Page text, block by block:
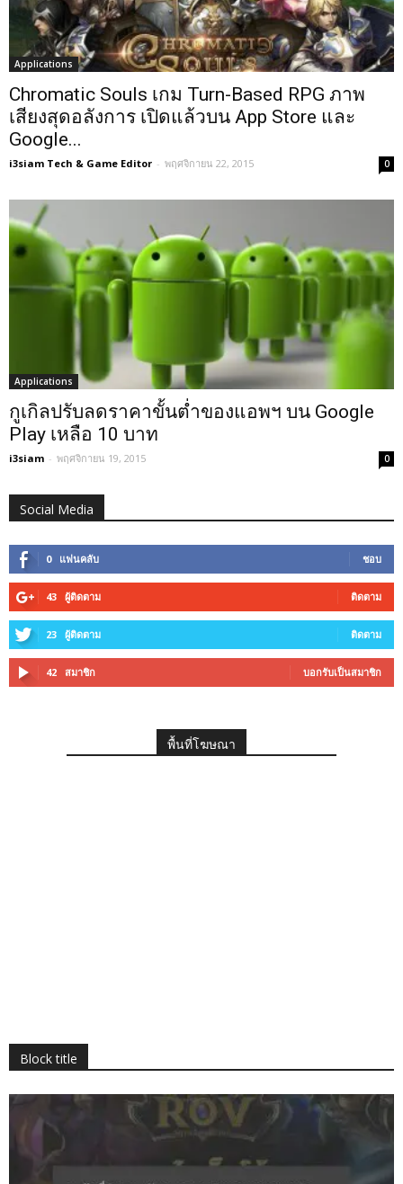
Applications
Chromatic Souls เกม Turn-Based RPG ภาพ
เสียงสุดอลังการ เปิดแล้วบน App Store และ
Google...
i3siam Tech & Game Editor - พฤศจิกายน 22, 2015 0
Applications
กูเกิลปรับลดราคาขั้นต่ำของแอพฯ บน Google
Play เหลือ 10 บาท
i3siam - พฤศจิกายน 19, 2015 0
Social Media
0 แฟนคลับ ชอบ
43 ผู้ติดตาม ติดตาม
23 ผู้ติดตาม ติดตาม
42 สมาชิก บอกรับเป็นสมาชิก
พื้นที่โฆษณา
Block title